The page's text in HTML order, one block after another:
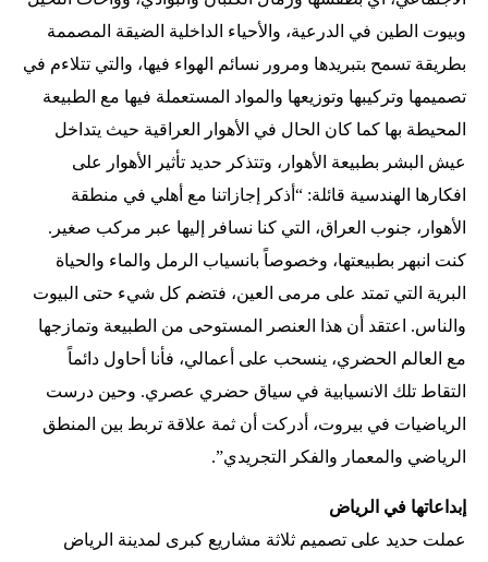
وبيوت الطين في الدرعية، والأحياء الداخلية الضيقة المصممة
بطريقة تسمح بتبريدها ومرور نسائم الهواء فيها، والتي تتلاءم في
تصميمها وتركيبها وتوزيعها والمواد المستعملة فيها مع الطبيعة
المحيطة بها كما كان الحال في الأهوار العراقية حيث يتداخل
عيش البشر بطبيعة الأهوار، وتتذكر حديد تأثير الأهوار على
افكارها الهندسية قائلة: “أذكر إجازاتنا مع أهلي في منطقة
الأهوار، جنوب العراق، التي كنا نسافر إليها عبر مركب صغير.
كنت انبهر بطبيعتها، وخصوصاً بانسياب الرمل والماء والحياة
البرية التي تمتد على مرمى العين، فتضم كل شيء حتى البيوت
والناس. اعتقد أن هذا العنصر المستوحى من الطبيعة وتمازجها
مع العالم الحضري، ينسحب على أعمالي، فأنا أحاول دائماً
التقاط تلك الانسيابية في سياق حضري عصري. وحين درست
الرياضيات في بيروت، أدركت أن ثمة علاقة تربط بين المنطق
الرياضي والمعمار والفكر التجريدي”.
إبداعاتها في الرياض
عملت حديد على تصميم ثلاثة مشاريع كبرى لمدينة الرياض